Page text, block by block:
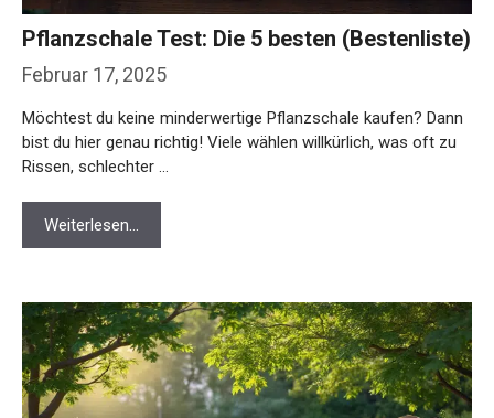
Februar 17, 2025
Pflanzschale Test: Die 5 besten (Bestenliste)
Möchtest du keine minderwertige Pflanzschale kaufen? Dann
bist du hier genau richtig! Viele wählen willkürlich, was oft zu
Rissen, schlechter …
Weiterlesen…